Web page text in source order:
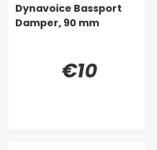
Dynavoice Bassport
Damper, 90 mm
€10